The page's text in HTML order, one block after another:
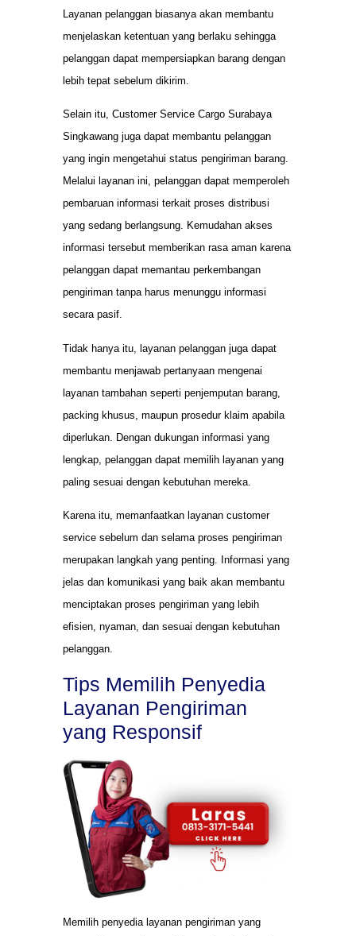
Layanan pelanggan biasanya akan membantu
menjelaskan ketentuan yang berlaku sehingga
pelanggan dapat mempersiapkan barang dengan
lebih tepat sebelum dikirim.
Selain itu, Customer Service Cargo Surabaya
Singkawang juga dapat membantu pelanggan
yang ingin mengetahui status pengiriman barang.
Melalui layanan ini, pelanggan dapat memperoleh
pembaruan informasi terkait proses distribusi
yang sedang berlangsung. Kemudahan akses
informasi tersebut memberikan rasa aman karena
pelanggan dapat memantau perkembangan
pengiriman tanpa harus menunggu informasi
secara pasif.
Tidak hanya itu, layanan pelanggan juga dapat
membantu menjawab pertanyaan mengenai
layanan tambahan seperti penjemputan barang,
packing khusus, maupun prosedur klaim apabila
diperlukan. Dengan dukungan informasi yang
lengkap, pelanggan dapat memilih layanan yang
paling sesuai dengan kebutuhan mereka.
Karena itu, memanfaatkan layanan customer
service sebelum dan selama proses pengiriman
merupakan langkah yang penting. Informasi yang
jelas dan komunikasi yang baik akan membantu
menciptakan proses pengiriman yang lebih
efisien, nyaman, dan sesuai dengan kebutuhan
pelanggan.
Tips Memilih Penyedia
Layanan Pengiriman
yang Responsif
Memilih penyedia layanan pengiriman yang